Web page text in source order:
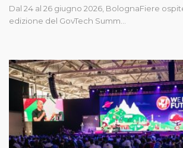
Dal 24 al 26 giugno 2026, BolognaFiere
edizione del GovTech Summ…